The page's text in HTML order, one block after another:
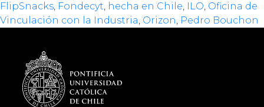
FlipSnacks, Fondecyt, hecha en Chile, ILO, Oficina de
Vinculación con la Industria, Orizon, Pedro Bouchon